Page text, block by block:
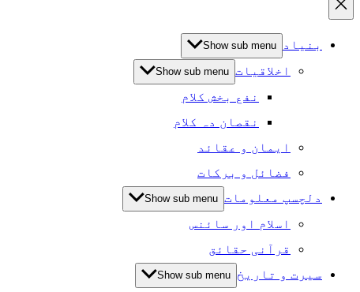
بنیاد Show sub menu
اخلاقیات Show sub menu
نفع بخش کلام
نقصان دہ کلام
ایمان و عقائد
فضائل و برکات
دلچسپ معلومات Show sub menu
اسلام اور سائنس
قرآنی حقائق
سیرت و تاریخ Show sub menu